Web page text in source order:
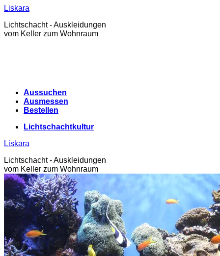
Zum
springen
Liskara
Lichtschacht - Auskleidungen
vom Keller zum Wohnraum
Aussuchen
Ausmessen
Bestellen
Lichtschachtkultur
Liskara
Lichtschacht - Auskleidungen
vom Keller zum Wohnraum
Lichtschachtkultur
Warenkorb /0,00€ 0